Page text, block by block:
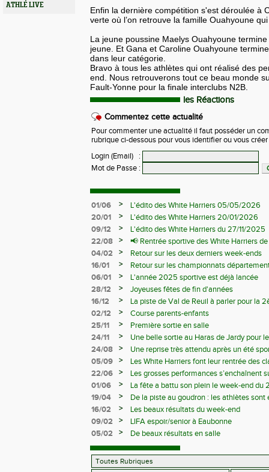
ATHLÉ LIVE
Enfin la dernière compétition s'est déroulée à
verte où l’on retrouve la famille Ouahyoune
La jeune poussine Maelys Ouahyoune
jeune. Et Gana et Caroline Ouahyoune
dans leur catégorie.
Bravo à tous les athlètes qui ont réalisé des
end.
Nous retrouverons tout ce beau monde
Fault-Yonne pour la finale interclubs N2B
les Réactions
Commentez cette actualité
Pour commenter une actualité il faut posséder un
rubrique ci-dessous pour vous identifier ou vous
Login (Email)
:
Mot de Passe :
01/06 >
L'édito des White Harriers 05/05/2026
20/01
>
L'édito des White Harriers 20/01/2026
09/12
>
L'édito des White Harriers du 27/11/2025
22/08
>
📢 Rentrée sportive des White Harriers
04/02
>
Retour sur les deux derniers week-ends
16/01
>
Retour sur les championnats
06/01
>
L'année 2025 sportive est déjà lancée
28/12
>
Joyeuses fêtes de fin d'années
16/12
>
La piste de Val de Reuil à parler pour la
départemantaux
02/12 >
Course parents-enfants
25/11
>
Première sortie en salle
24/11
>
Une belle sortie au Haras de Jardy pour
24/08
>
Une reprise très attendu après un été
05/09
>
Les White Harriers font leur rentrée des
22/06
>
Les grosses performances s’enchaînent
01/06
>
La fête a battu son plein le week-end du
19/04
>
De la piste au goudron : les athlètes sont
16/02
>
Les beaux résultats du week-end
09/02
>
LIFA espoir/senior à Eaubonne
05/02
> De beaux résultats en salle